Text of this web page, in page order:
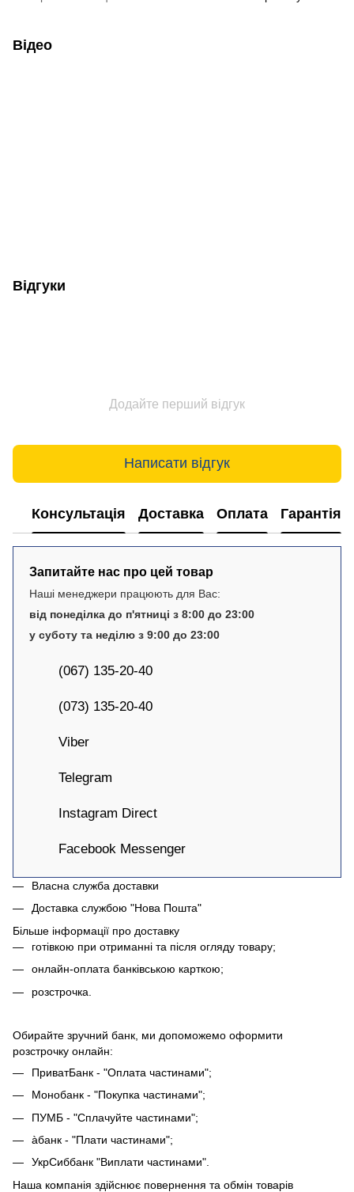
Відео
Відгуки
Додайте перший відгук
Написати відгук
Консультація Доставка Оплата Гарантія
Запитайте нас про цей товар
Наші менеджери працюють для Вас:
від понеділка до п'ятниці з 8:00 до 23:00
у суботу та неділю з 9:00 до 23:00
(067) 135-20-40
(073) 135-20-40
Viber
Telegram
Instagram Direct
Facebook Messenger
Власна служба доставки
Доставка службою "Нова Пошта"
Більше інформації про доставку
готівкою при отриманні та після огляду товару;
онлайн-оплата банківською карткою;
розстрочка.
Обирайте зручний банк, ми допоможемо оформити
розстрочку онлайн:
ПриватБанк - "Оплата частинами";
Монобанк - "Покупка частинами";
ПУМБ - "Сплачуйте частинами";
àбанк - "Плати частинами";
УкрСиббанк "Виплати частинами".
Наша компанія здійснює повернення та обмін товарів